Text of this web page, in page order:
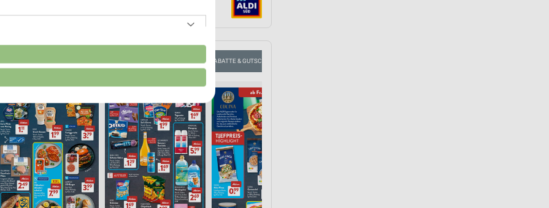
AKTIONEN, RABATTE & GUTSCHEINE